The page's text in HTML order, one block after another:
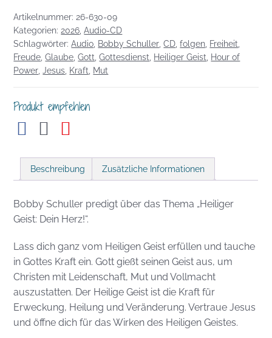
Geist:
Dein
Herz!
Menge
Artikelnummer: 26-630-09
Kategorien: 2026 ,Audio-CD
Schlagwörter:Audio Bobby Schuller ,CD ,folgen Freiheit
Freude ,Glaube ,Gott ,Gottesdienst Heiliger Geist
Hour of
Power ,Jesus Kraft Mut
Produkt empfehlen
Beschreibung Zusätzliche Informationen
Bobby Schuller predigt über das Thema „Heiliger
Geist: Dein Herz!“.
Lass dich ganz vom Heiligen Geist erfüllen und tauche
in Gottes Kraft ein. Gott gießt seinen Geist aus, um
Christen mit Leidenschaft, Mut und Vollmacht
auszustatten. Der Heilige Geist ist die Kraft für
Erweckung, Heilung und Veränderung. Vertraue Jesus
und öffne dich für das Wirken des Heiligen Geistes.